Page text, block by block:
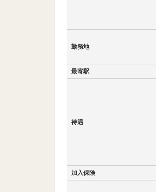
勤務地
最寄駅
待遇
加入保険